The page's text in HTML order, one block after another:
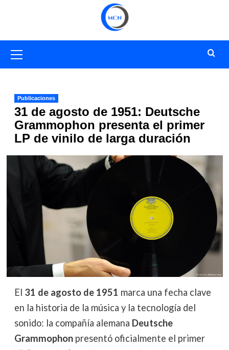
primario
Publicaciones
31 de agosto de 1951: Deutsche
Grammophon presenta el primer
LP de vinilo de larga duración
El 31 de agosto de 1951 marca una fecha clave
en la historia de la música y la tecnología del
sonido: la compañía alemana Deutsche
Grammophonpresentó oficialmente el primer